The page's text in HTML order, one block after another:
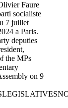
Faure
socialiste
7 juillet
a Paris.
deputies
the MPs
on 9